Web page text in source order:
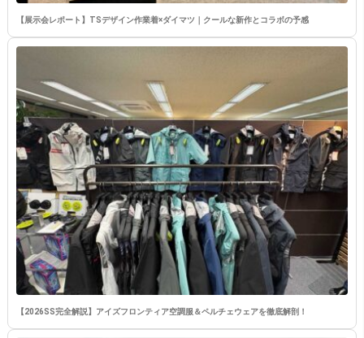
【展示会レポート】TSデザイン作業着×ダイマツ｜クールな新作とコラボの予感
【2026SS完全解説】アイズフロンティア空調服＆ペルチェウェアを徹底解剖！